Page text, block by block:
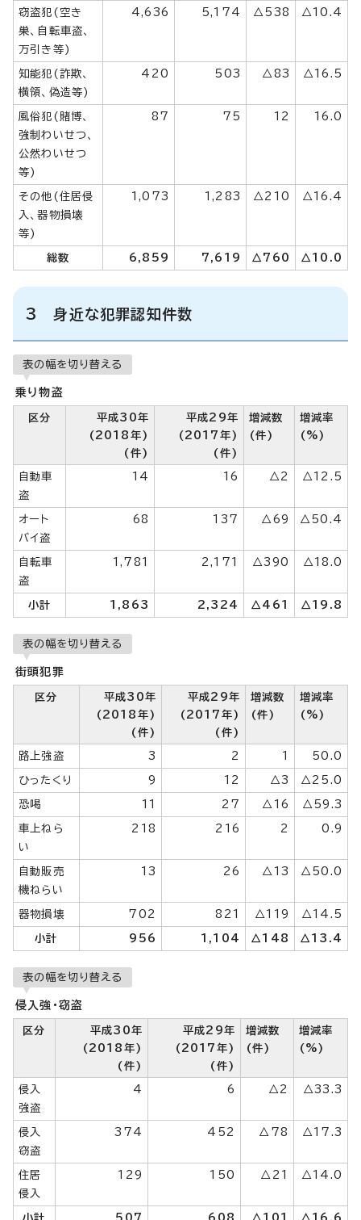
窃盗犯(空き
巣、自転車盗、
万引き等)
4,636 5,174 △538 △10.4
知能犯(詐欺、
横領、偽造等)
420 503 △83 △16.5
風俗犯(賭博、
強制わいせつ、
公然わいせつ
等)
87 75 12 16.0
その他(住居侵
入、器物損壊
等)
1,073 1,283 △210 △16.4
総数 6,859 7,619 △760 △10.0
3 身近な犯罪認知件数
表の幅を切り替える
乗り物盗
区分
平成30年
(2018年)
(件)
平成29年
(2017年)
(件)
増減数
(件)
増減率
(%)
自動車
盗
14 16 △2 △12.5
オート
バイ盗
68 137 △69 △50.4
自転車
盗
1,781 2,171 △390 △18.0
小計 1,863 2,324 △461 △19.8
表の幅を切り替える
街頭犯罪
区分
平成30年
(2018年)
(件)
平成29年
(2017年)
(件)
増減数
(件)
増減率
(%)
路上強盗 3 2 1 50.0
ひったくり 9 12 △3 △25.0
恐喝 11 27 △16 △59.3
車上ねら
い
218 216 2 0.9
自動販売
機ねらい
13 26 △13 △50.0
器物損壊 702 821 △119 △14.5
小計 956 1,104 △148 △13.4
表の幅を切り替える
侵入強・窃盗
区分
平成30年
(2018年)
(件)
平成29年
(2017年)
(件)
増減数
(件)
増減率
(%)
侵入
強盗
4 6 △2 △33.3
侵入
窃盗
374 452 △78 △17.3
住居
侵入
129 150 △21 △14.0
小計 507 608 △101 △16.6